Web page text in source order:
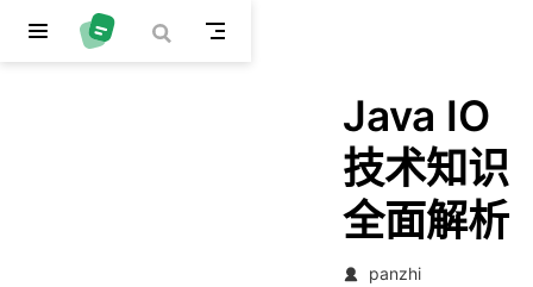
跳至主要內容
Java IO
技术知识
全面解析
panzhi